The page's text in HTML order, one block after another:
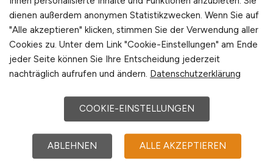
Für Arbeitnehmer
Stellenanzeigen schalten
Mediadaten & Konditionen
Arbeitgeber Seite
Arbeitgeber Kontakt
dienen außerdem anonymen Statistikzwecken. Wenn Sie auf
"Alle akzeptieren" klicken, stimmen Sie der Verwendung aller
Cookies zu. Unter dem Link "Cookie-Einstellungen" am Ende
jeder Seite können Sie Ihre Entscheidung jederzeit
nachträglich aufrufen und ändern. Datenschutzerklärung
COOKIE-EINSTELLUNGEN
ABLEHNEN ALLE AKZEPTIEREN